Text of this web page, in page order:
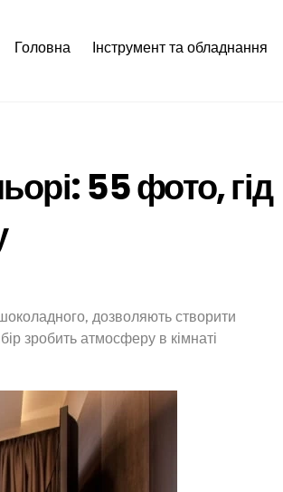
Головна Інструмент та обладнання
55 фото, гід
шоколадного, дозволяють створити
зробить атмосферу в кімнаті